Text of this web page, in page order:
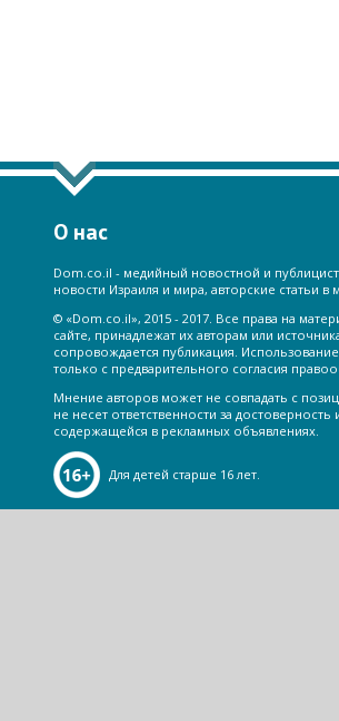
О нас
Dom.co.il - медийный новостной и
новости Израиля и мира, авторские статьи в
© «Dom.co.il», 2015 - 2017. Все права на
сайте, принадлежат их авторам или
сопровождается публикация.
только с предварительного согласия
Мнение авторов может не совпадать с
не несет ответственности за
содержащейся в рекламных объявлениях.
Для детей старше 16 лет.